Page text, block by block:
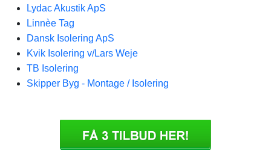
Lydac Akustik ApS
Linnèe Tag
Dansk Isolering ApS
Kvik Isolering v/Lars Weje
TB Isolering
Skipper Byg - Montage / Isolering